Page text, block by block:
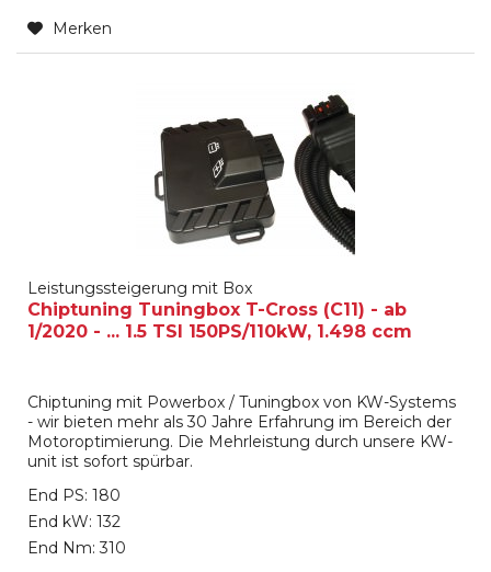
Merken
Leistungssteigerung mit Box
Chiptuning Tuningbox T-Cross (C11) - ab
1/2020 - ... 1.5 TSI 150PS/110kW, 1.498 ccm
Chiptuning mit Powerbox / Tuningbox von KW-Systems
- wir bieten mehr als 30 Jahre Erfahrung im Bereich der
Motoroptimierung. Die Mehrleistung durch unsere KW-
unit ist sofort spürbar.
End PS: 180
End kW: 132
End Nm: 310